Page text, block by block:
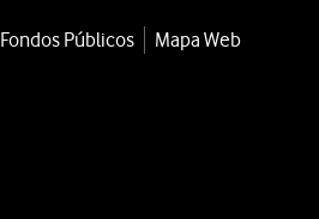
Fondos Públicos
Mapa Web